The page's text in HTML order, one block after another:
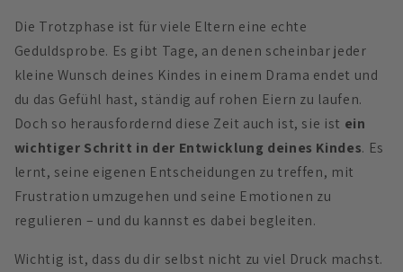
Die Trotzphase ist für viele Eltern eine echte
Geduldsprobe. Es gibt Tage, an denen scheinbar jeder
kleine Wunsch deines Kindes in einem Drama endet und
du das Gefühl hast, ständig auf rohen Eiern zu laufen.
Doch so herausfordernd diese Zeit auch ist, sie ist ein
wichtiger Schritt in der Entwicklung deines Kindes. Es
lernt, seine eigenen Entscheidungen zu treffen, mit
Frustration umzugehen und seine Emotionen zu
regulieren – und du kannst es dabei begleiten.
Wichtig ist, dass du dir selbst nicht zu viel Druck machst.